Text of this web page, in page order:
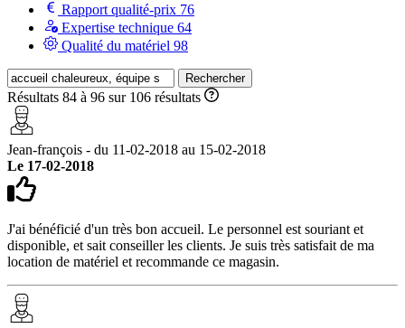
Rapport qualité-prix 76
Expertise technique 64
Qualité du matériel 98
Rechercher
Résultats 84 à 96 sur 106 résultats
Jean-françois - du 11-02-2018 au 15-02-2018
Le 17-02-2018
J'ai bénéficié d'un très bon accueil. Le personnel est souriant et
disponible, et sait conseiller les clients. Je suis très satisfait de ma
location de matériel et recommande ce magasin.